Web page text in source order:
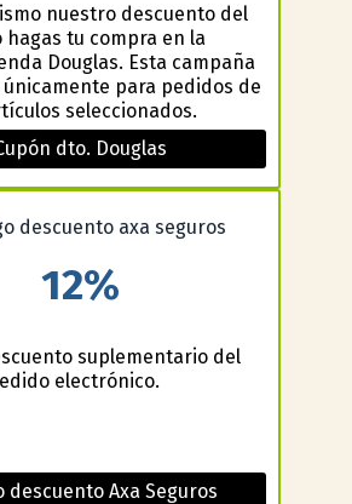
nuestro descuento del
hagas tu compra en la
Douglas. Esta campaña
únicamente para pedidos de
seleccionados.
dto. Douglas
12%
suplementario del
electrónico.
descuento Axa Seguros